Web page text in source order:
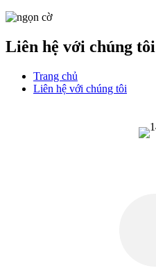
Liên hệ với chúng tôi
Trang chủ
Liên hệ với chúng tôi